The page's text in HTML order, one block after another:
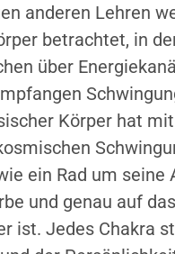
anderen Lehren
betrachtet, in
über
Körper hat
ein Rad um seine
und genau auf
ist. Jedes Chakra